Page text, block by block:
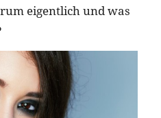
eigentlich und was